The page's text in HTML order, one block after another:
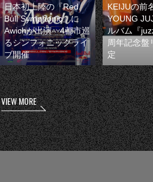
日本初上陸の『Red
Bull Symphonic』に
Awichが出演 4都市巡
るシンフォニックライ
ブ開催
KEIJUの前
YOUNG
ルバム『
周年記念盤
定
VIEW MORE